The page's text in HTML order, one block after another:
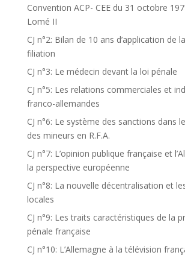
Convention ACP- CEE du 31 octobre
Lomé II
CJ n°2: Bilan de 10 ans d’application de
filiation
CJ n°3: Le médecin devant la loi pénale
CJ n°5: Les relations commerciales et
franco-allemandes
CJ n°6: Le système des sanctions dans
des mineurs en R.F.A.
CJ n°7: L’opinion publique française et
la perspective européenne
CJ n°8: La nouvelle décentralisation et
locales
CJ n°9: Les traits caractéristiques de la
pénale française
CJ n°10: L’Allemagne à la télévision